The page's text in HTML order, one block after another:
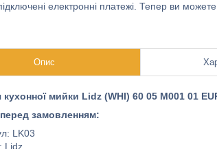
електронні платежі. Тепер ви
Опис
мийки Lidz (WHI) 60 05 M001 01
замовленням:
LK03
Lidz